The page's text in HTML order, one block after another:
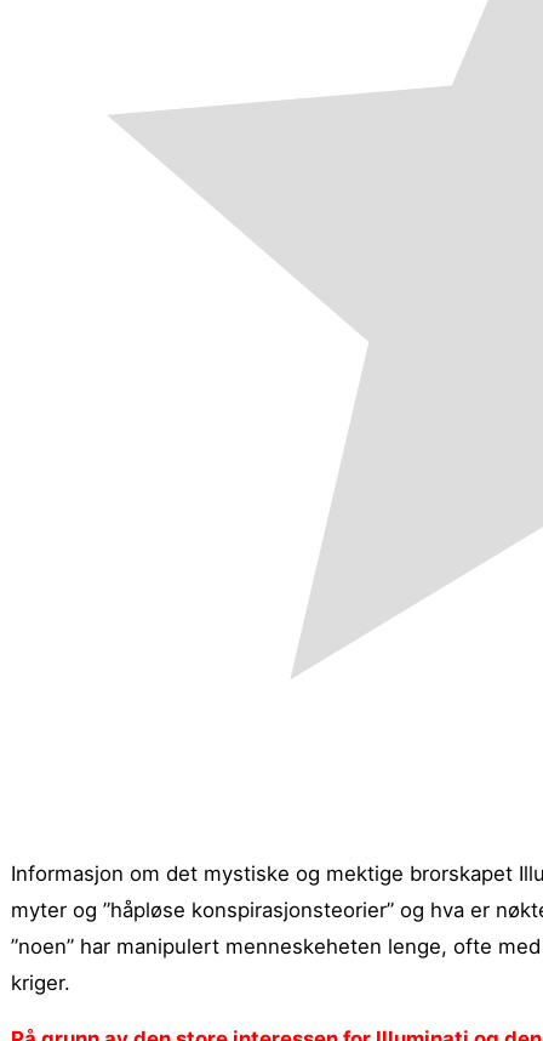
Informasjon om det mystiske og mektige brorskapet
myter og ”håpløse konspirasjonsteorier” og hva er
”noen” har manipulert menneskeheten lenge, ofte
kriger.